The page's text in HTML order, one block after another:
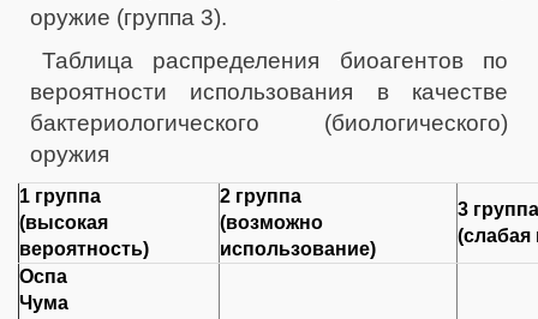
оружие (группа 3).
Таблица распределения биоагентов по
вероятности использования в качестве
бактериологического (биологического)
оружия
1 группа
(высокая
вероятность)
2 группа
(возможно
использование)
3 группа
(слабая
Оспа
Чума